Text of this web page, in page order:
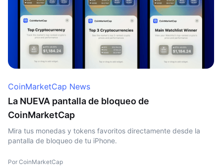
CoinMarketCap News
La NUEVA pantalla de bloqueo de
CoinMarketCap
Mira tus monedas y tokens favoritos directamente desde la
pantalla de bloqueo de tu iPhone.
Por CoinMarketCap